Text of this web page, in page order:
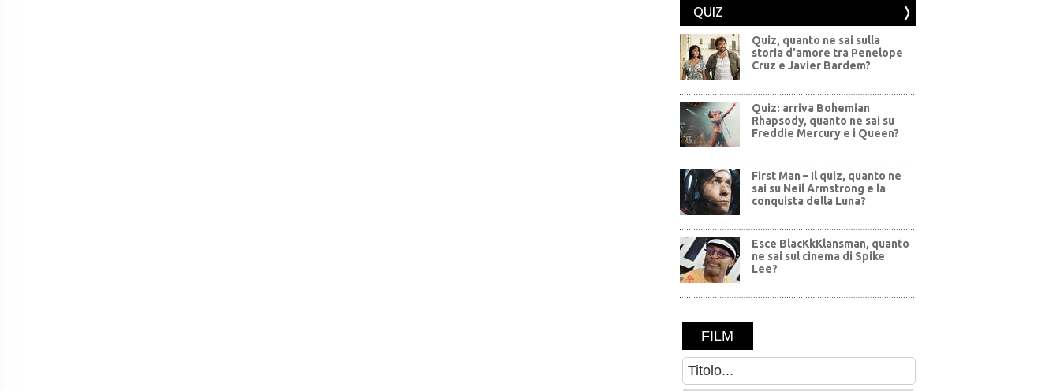
QUIZ
Quiz, quanto ne sai sulla
storia d'amore tra Penelope
Cruz e Javier Bardem?
Quiz: arriva Bohemian
Rhapsody, quanto ne sai su
Freddie Mercury e i Queen?
First Man – Il quiz, quanto ne
sai su Neil Armstrong e la
conquista della Luna?
Esce BlacKkKlansman, quanto
ne sai sul cinema di Spike
Lee?